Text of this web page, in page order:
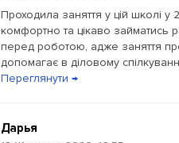
Проходила заняття у цій школі
комфортно та цікаво
перед роботою, адже заняття
допомагає в діловому
Переглянути →
Дарья